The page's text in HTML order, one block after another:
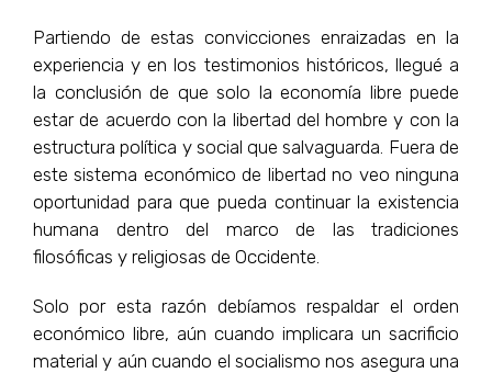
Partiendo de estas convicciones enraizadas en la
experiencia y en los testimonios históricos, llegué a
la conclusión de que solo la economía libre puede
estar de acuerdo con la libertad del hombre y con la
estructura política y social que salvaguarda. Fuera de
este sistema económico de libertad no veo ninguna
oportunidad para que pueda continuar la existencia
humana dentro del marco de las tradiciones
filosóficas y religiosas de Occidente.
Solo por esta razón debíamos respaldar el orden
económico libre, aún cuando implicara un sacrificio
material y aún cuando el socialismo nos asegura una